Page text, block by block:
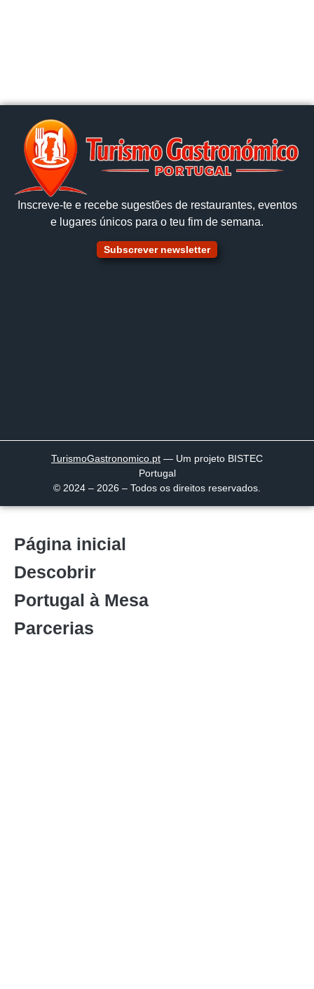
Inscreve‑te e recebe sugestões de restaurantes, eventos
e lugares únicos para o teu fim de semana.
Subscrever newsletter
TurismoGastronomico .pt — Um projeto BISTEC
Portugal
© 2024 – 2026 – Todos os direitos reservados.
Página inicial
Descobrir
Portugal à Mesa
Parcerias